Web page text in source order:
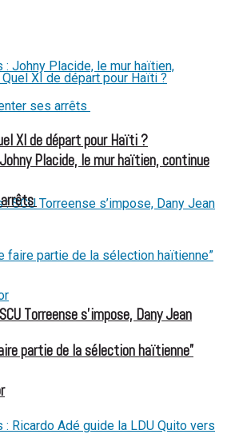
XI de départ pour Haïti ?
Torreense s’impose, Dany Jean
Placide, le mur haïtien, continue
arrêts
partie de la sélection haïtienne”